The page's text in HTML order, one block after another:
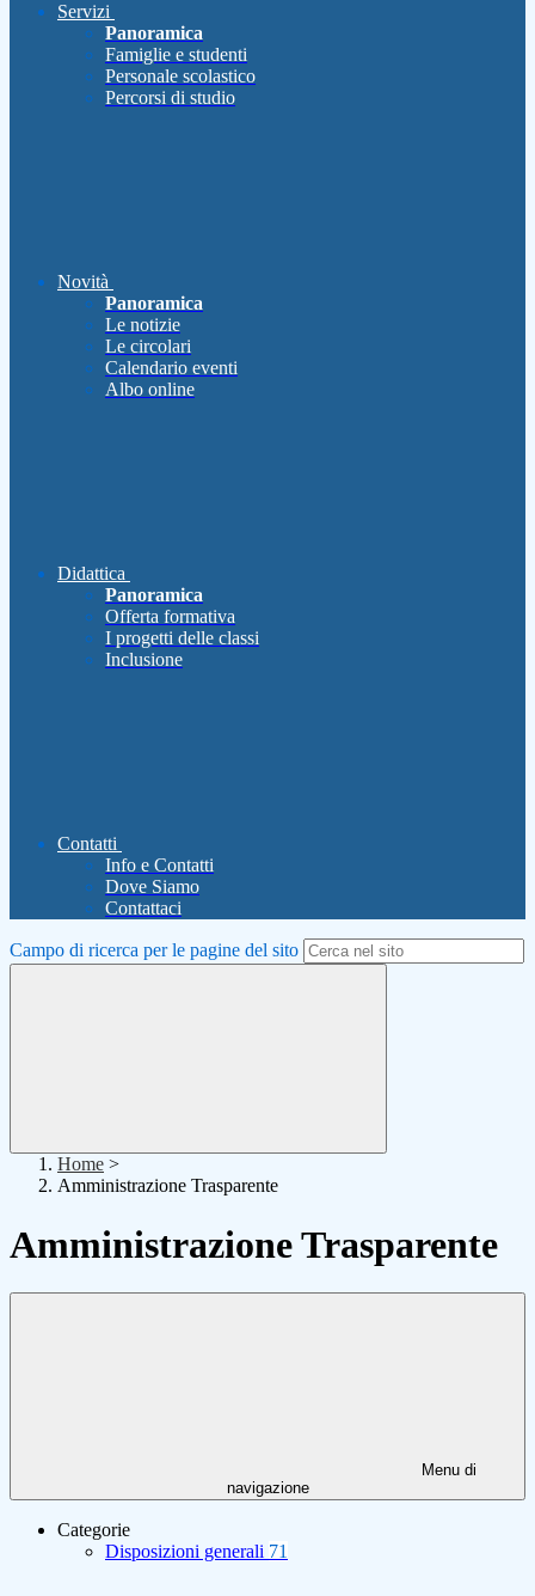
Servizi
Panoramica
Famiglie e studenti
Personale scolastico
Percorsi di studio
Novità
Panoramica
Le notizie
Le circolari
Calendario eventi
Albo online
Didattica
Panoramica
Offerta formativa
I progetti delle classi
Inclusione
Contatti
Info e Contatti
Dove Siamo
Contattaci
Campo di ricerca per le pagine del sito
Home >
Amministrazione Trasparente
Amministrazione Trasparente
Menu di
navigazione
Categorie
Disposizioni generali 71